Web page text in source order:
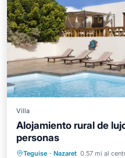
Villa
Alojamiento rural de
personas
Teguise · Nazaret 0.57 mi al
Piscina privada